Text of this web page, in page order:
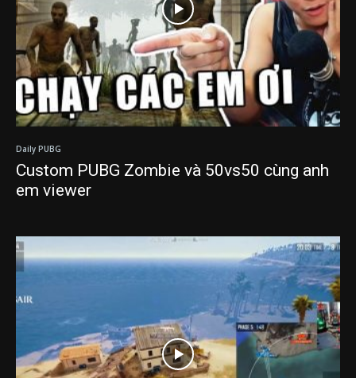
Daily PUBG
Custom PUBG Zombie và 50vs50 cùng anh
em viewer